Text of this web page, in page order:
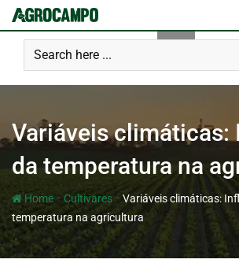
Variáveis climáticas:
da temperatura na
Home - Cultivares -Variáveis climáticas:
temperatura na agricultura